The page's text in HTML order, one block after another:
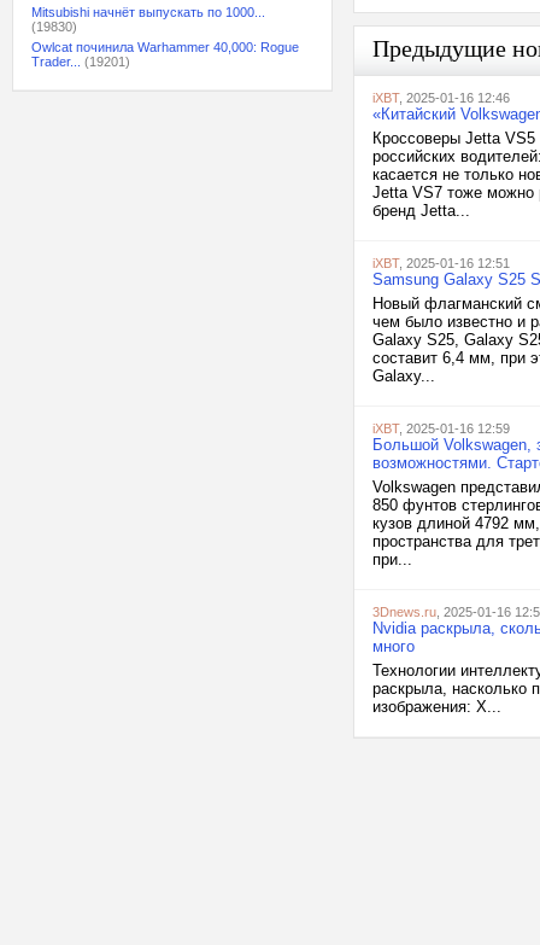
Mitsubishi начнёт выпускать по 1000...
(19830)
Owlcat починила Warhammer 40,000: Rogue
Trader...
(19201) Предыдущие
iXBT, 2025-01-16 12:46
«Китайский
Кроссоверы Jetta
российских
касается не только
Jetta VS7 тоже можно
бренд Jetta...
iXBT, 2025-01-16 12:51
Samsung Galaxy S25
Новый флагманский
чем было известно и
Galaxy S25, Galaxy
составит 6,4 мм, при
Galaxy...
iXBT, 2025-01-16 12:59
Большой Volkswagen,
возможностями.
Volkswagen
850 фунтов
кузов длиной 4792
пространства для
при...
3Dnews.ru , 2025-01-16
Nvidia раскрыла,
много
Технологии
раскрыла, насколько
изображения: X...